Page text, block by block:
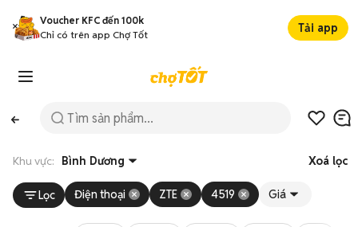
Voucher KFC đến 100k
Chỉ có trên app Chợ Tốt
Tải app
Khu vực: Bình Dương Xoá lọc
Lọc Điện thoại ZTE 4519 Giá